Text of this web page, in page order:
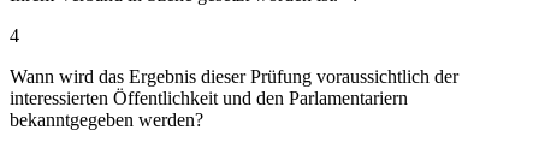
4
Wann wird das Ergebnis dieser Prüfung voraussichtlich der
interessierten Öffentlichkeit und den Parlamentariern
bekanntgegeben werden?